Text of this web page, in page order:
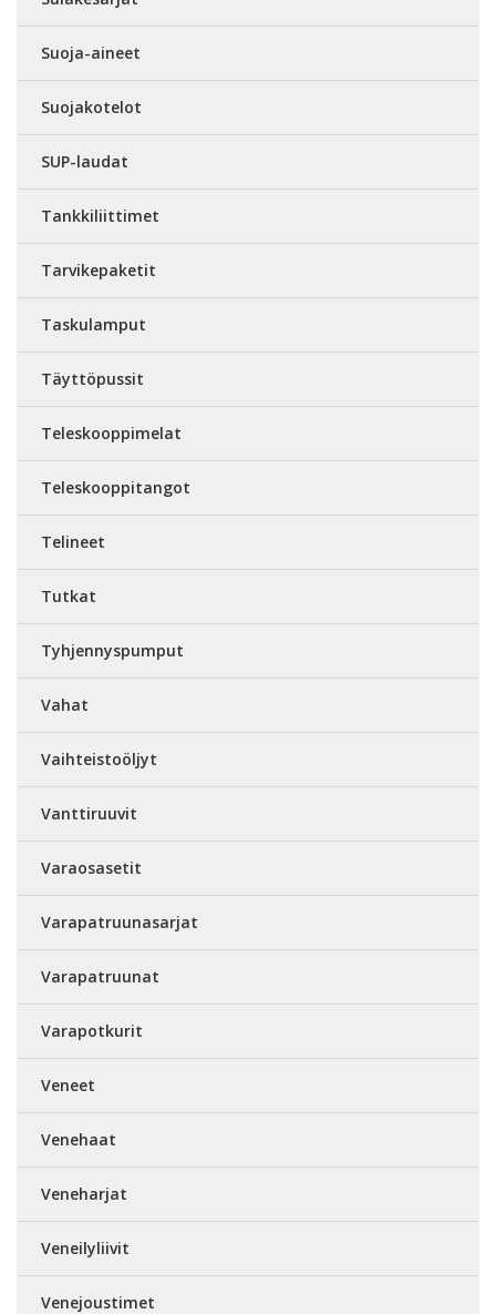
Suoja-aineet
Suojakotelot
SUP-laudat
Tankkiliittimet
Tarvikepaketit
Taskulamput
Täyttöpussit
Teleskooppimelat
Teleskooppitangot
Telineet
Tutkat
Tyhjennyspumput
Vahat
Vaihteistoöljyt
Vanttiruuvit
Varaosasetit
Varapatruunasarjat
Varapatruunat
Varapotkurit
Veneet
Venehaat
Veneharjat
Veneilyliivit
Venejoustimet